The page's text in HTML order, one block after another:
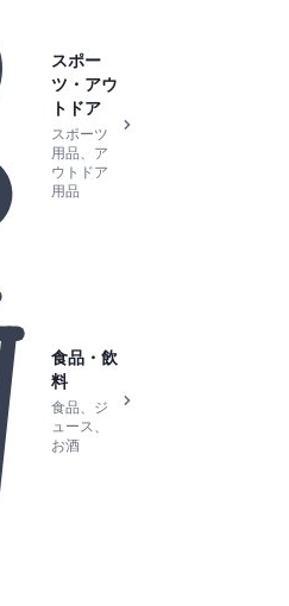
スポー
ツ・アウ
トドア
スポーツ
用品、ア
ウトドア
用品
食品・飲
料
食品、ジ
ュース、
お酒